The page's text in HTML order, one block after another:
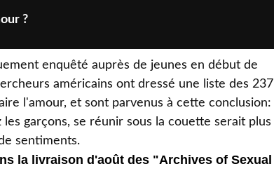
?
enquêté auprès de jeunes en début de
américains ont dressé une liste des 237
l'amour, et sont parvenus à cette conclusion:
garçons, se réunir sous la couette serait plus
sentiments.
la livraison d'août des "Archives of Sexual